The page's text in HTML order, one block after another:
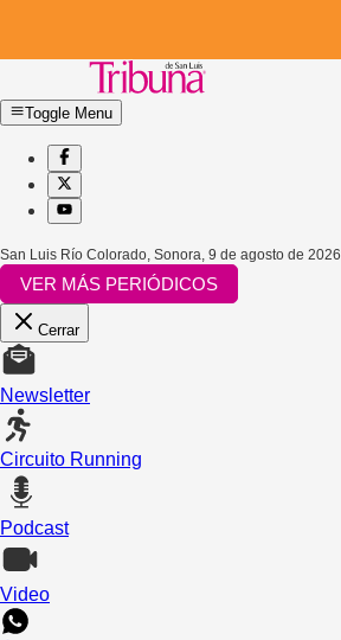
Toggle Menu
San Luis Río Colorado, Sonora, 9 de agosto de 2026
VER MÁS PERIÓDICOS
Cerrar
Newsletter
Circuito Running
Podcast
Video